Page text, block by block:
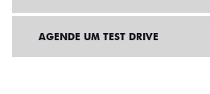
AGENDE UM TEST DRIVE